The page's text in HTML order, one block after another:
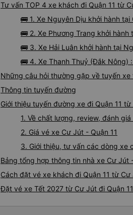
Tư vấn TOP 4 xe khách đi Quận 11 từ
🚌 1. Xe Nguyên Dịu khởi hành tại
🚌 2. Xe Phương Trang khởi hành
🚌 3. Xe Hải Luân khởi hành tại
🚌 4. Xe Thanh Thuỷ (Đắk Nông)
Những câu hỏi thường gặp về tuyến xe
Thông tin tuyến đường
Giới thiệu tuyến đường xe đi Quận 11
1. Về chất lượng, review, đánh
2. Giá vé xe Cư Jút - Quận 11
3. Giới thiệu, tư vấn các dòng xe
Bảng tổng hợp thông tin nhà xe Cư Jút
Cách đặt vé xe khách đi Quận 11 từ
Đặt vé xe Tết 2027 từ Cư Jút đi Quận 11